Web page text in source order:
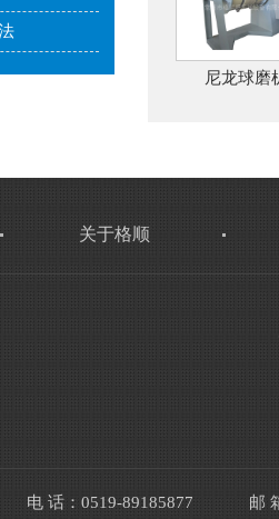
尼龙球磨
关于格顺
电 话：0519-89185877
邮